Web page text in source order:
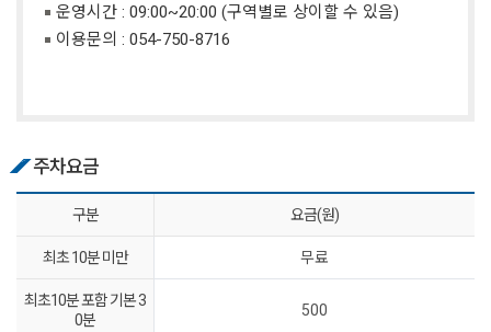
운영시간 : 09:00~20:00 (구역별로 상이할 수 있음)
이용문의 : 054-750-8716
주차요금
구분 요금(원)
최초 10분 미만 무료
최초10분 포함 기본 3
0분
500